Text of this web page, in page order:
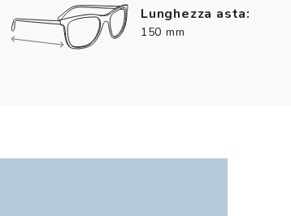
Lunghezza asta:
150 mm